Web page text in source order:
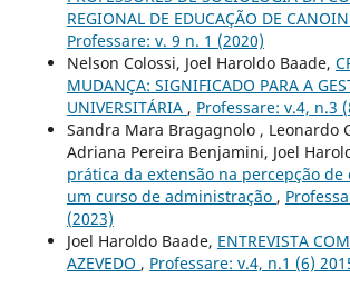
REGIONAL DE EDUCAÇÃO DE
Professare: v. 9 n. 1 (2020)
Nelson Colossi, Joel Haroldo Baade,
MUDANÇA: SIGNIFICADO PARA A
UNIVERSITÁRIA , Professare: v.4, n.3
Sandra Mara Bragagnolo , Leonardo
Adriana Pereira Benjamini, Joel
prática da extensão na percepção
um curso de administração ,
(2023)
Joel Haroldo Baade, ENTREVISTA
AZEVEDO , Professare: v.4, n.1 (6)